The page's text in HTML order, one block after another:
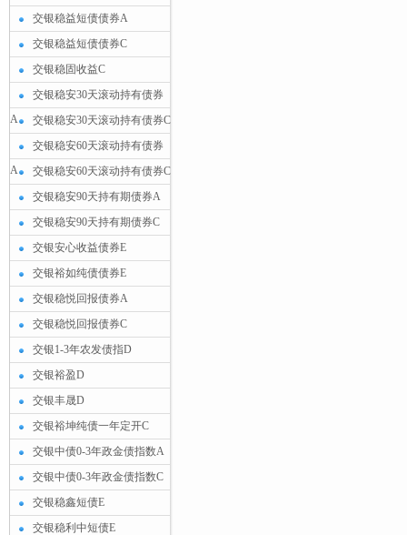
交银稳益短债债券A
交银稳益短债债券C
交银稳固收益C
交银稳安30天滚动持有债券
A
交银稳安30天滚动持有债券C
交银稳安60天滚动持有债券
A
交银稳安60天滚动持有债券C
交银稳安90天持有期债券A
交银稳安90天持有期债券C
交银安心收益债券E
交银裕如纯债债券E
交银稳悦回报债券A
交银稳悦回报债券C
交银1-3年农发债指D
交银裕盈D
交银丰晟D
交银裕坤纯债一年定开C
交银中债0-3年政金债指数A
交银中债0-3年政金债指数C
交银稳鑫短债E
交银稳利中短债E